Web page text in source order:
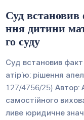
Суд встановив
ння дитини
го суду
Суд встановив
атір’ю: рішення
127/4756/25)
самостійного
ливе юридичне